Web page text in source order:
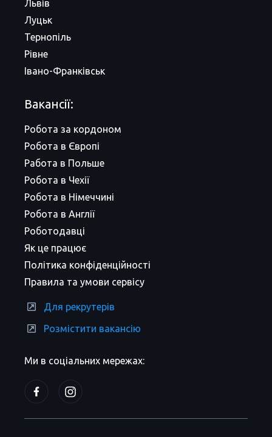
Ми в соціальних мережах:
Львів
Луцьк
Тернопіль
Рівне
Івано-Франківськ
Вакансії:
Робота за кордоном
Робота в Європі
Работа в Польше
Робота в Чехії
Робота в Німеччині
Робота в Англії
Роботодавці
Як це працює
Політика конфіденційності
Правила та умови сервісу
Для рекрутерів
Розмістити вакансію